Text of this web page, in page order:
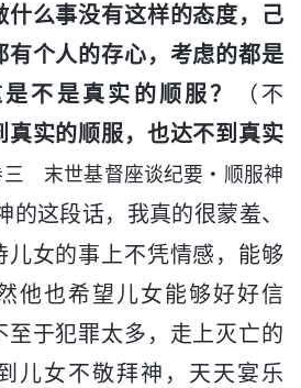
什么事没有这样的态度，己
有个人的存心，考虑的都是
不是真实的顺服？
（不
真实的顺服，也达不到真实
三 末世基督座谈纪要・顺服神
的这段话，我真的很蒙羞、
儿女的事上不凭情感，能够
他也希望儿女能够好好信
至于犯罪太多，走上灭亡的
儿女不敬拜神，天天宴乐